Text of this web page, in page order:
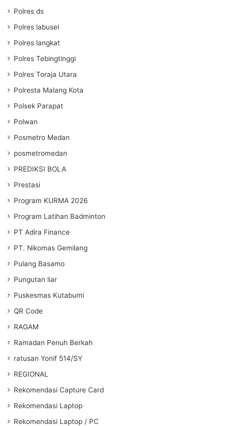
Polres ds
Polres labusel
Polres langkat
Polres Tebingtinggi
Polres Toraja Utara
Polresta Malang Kota
Polsek Parapat
Polwan
Posmetro Medan
posmetromedan
PREDIKSI BOLA
Prestasi
Program KURMA 2026
Program Latihan Badminton
PT Adira Finance
PT. Nikomas Gemilang
Pulang Basamo
Pungutan liar
Puskesmas Kutabumi
QR Code
RAGAM
Ramadan Penuh Berkah
ratusan Yonif 514/SY
REGIONAL
Rekomendasi Capture Card
Rekomendasi Laptop
Rekomendasi Laptop / PC